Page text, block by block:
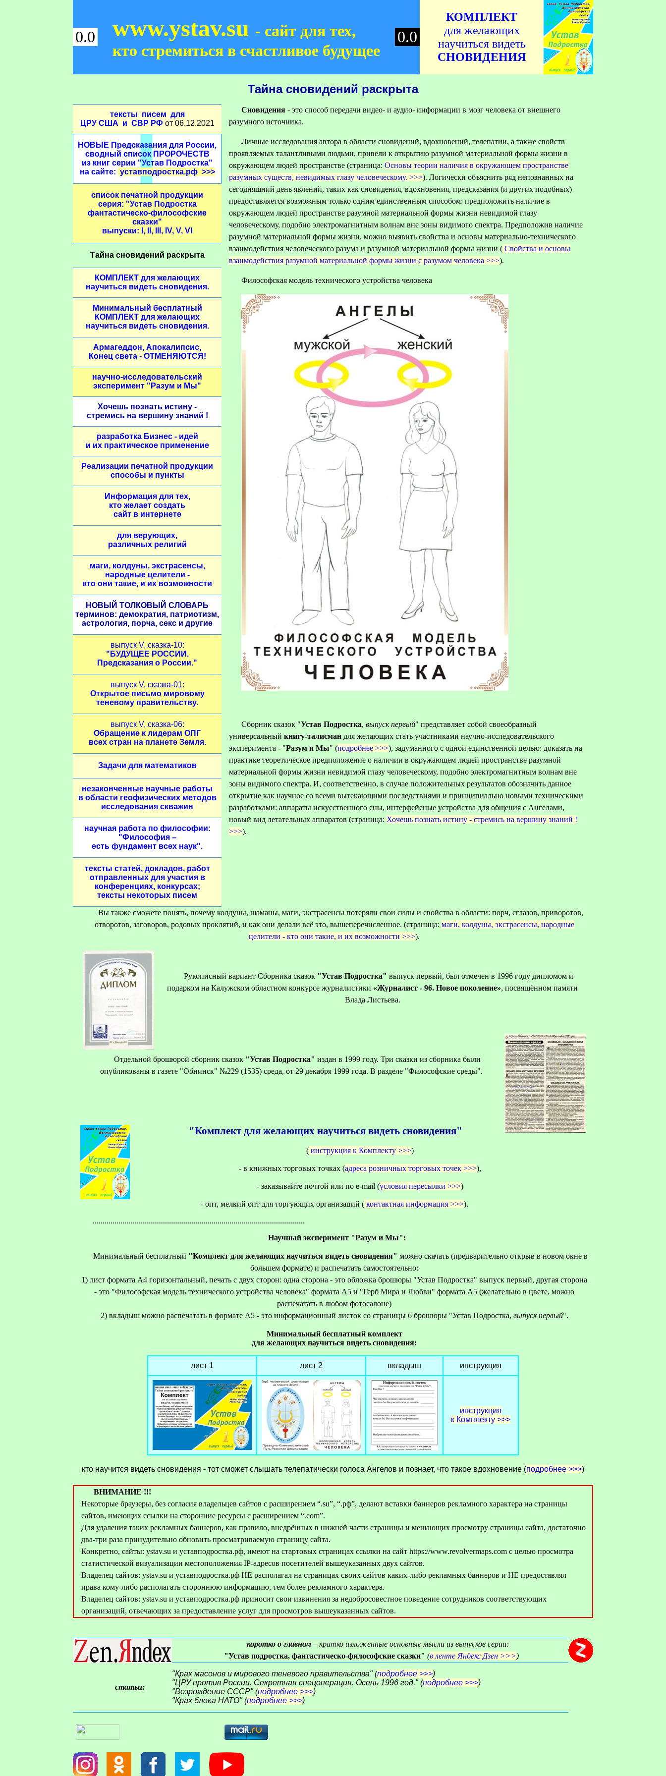
0.0 www.ystav.su - сайт для тех,
кто стремиться в счастливое будущее
0.0
КОМПЛЕКТ
для желающих
научиться видеть
СНОВИДЕНИЯ
Тайна сновидений раскрыта
тексты писем для
ЦРУ США и СВР РФ от 06.12.2021
НОВЫЕ Предсказания для России,
сводный список ПРОРОЧЕСТВ
из книг серии "Устав Подростка"
на сайте: уставподростка.рф >>>
список печатной продукции
серия: "Устав Подростка
фантастическо-философские
сказки"
выпуски: I, II, III, IV, V, VI
Тайна сновидений раскрыта
КОМПЛЕКТ для желающих
научиться видеть сновидения.
Минимальный бесплатный
КОМПЛЕКТ для желающих
научиться видеть сновидения.
Армагеддон, Апокалипсис,
Конец света - ОТМЕНЯЮТСЯ!
научно-исследовательский
эксперимент "Разум и Мы"
Хочешь познать истину -
стремись на вершину знаний !
разработка Бизнес - идей
и их практическое применение
Реализации печатной продукции
способы и пункты
Информация для тех,
кто желает создать
сайт в интернете
для верующих,
различных религий
маги, колдуны, экстрасенсы,
народные целители -
кто они такие, и их возможности
НОВЫЙ ТОЛКОВЫЙ СЛОВАРЬ
терминов: демократия, патриотизм,
астрология, порча, секс и другие
выпуск V, сказка-10:
"БУДУЩЕЕ РОССИИ.
Предсказания о России."
выпуск V, сказка-01:
Открытое письмо мировому
теневому правительству.
выпуск V, сказка-06:
Обращение к лидерам ОПГ
всех стран на планете Земля.
Задачи для математиков
незаконченные научные работы
в области геофизических методов
исследования скважин
научная работа по философии:
"Философия –
есть фундамент всех наук".
тексты статей, докладов, работ
отправленных для участия в
конференциях, конкурсах;
тексты некоторых писем
Сновидения - это способ передачи видео- и аудио- информации в мозг человека от внешнего
разумного источника.
Личные исследования автора в области сновидений, вдохновений, телепатии, а также свойств
проявляемых талантливыми людьми, привели к открытию разумной материальной формы жизни в
окружающем людей пространстве (страница: Основы теории наличия в окружающем пространстве
разумных существ, невидимых глазу человеческому. >>>). Логически объяснить ряд непознанных на
сегодняшний день явлений, таких как сновидения, вдохновения, предсказания (и других подобных)
предоставляется возможным только одним единственным способом: предположить наличие в
окружающем людей пространстве разумной материальной формы жизни невидимой глазу
человеческому, подобно электромагнитным волнам вне зоны видимого спектра. Предположив наличие
разумной материальной формы жизни, можно выявить свойства и основы материально-технического
взаимодействия человеческого разума и разумной материальной формы жизни ( Свойства и основы
взаимодействия разумной материальной формы жизни с разумом человека >>>).
Философская модель технического устройства человека
Сборник сказок "Устав Подростка, выпуск первый" представляет собой своеобразный
универсальный книгу-талисман для желающих стать участниками научно-исследовательского
эксперимента - "Разум и Мы" (подробнее >>>), задуманного с одной единственной целью: доказать на
практике теоретическое предположение о наличии в окружающем людей пространстве разумной
материальной формы жизни невидимой глазу человеческому, подобно электромагнитным волнам вне
зоны видимого спектра. И, соответственно, в случае положительных результатов обозначить данное
открытие как научное со всеми вытекающими последствиями и принципиально новыми техническими
разработками: аппараты искусственного сны, интерфейсные устройства для общения с Ангелами,
новый вид летательных аппаратов (страница: Хочешь познать истину - стремись на вершину знаний !
>>>).
Вы также сможете понять, почему колдуны, шаманы, маги, экстрасенсы потеряли свои силы и свойства в области: порч, сглазов, приворотов,
отворотов, заговоров, родовых проклятий, и как они делали всё это, вышеперечисленное. (страница: маги, колдуны, экстрасенсы, народные
целители - кто они такие, и их возможности >>>).
Рукописный вариант Сборника сказок "Устав Подростка" выпуск первый, был отмечен в 1996 году дипломом и
подарком на Калужском областном конкурсе журналистики «Журналист - 96. Новое поколение», посвящённом памяти
Влада Листьева.
Отдельной брошюрой сборник сказок "Устав Подростка" издан в 1999 году. Три сказки из сборника были
опубликованы в газете "Обнинск" №229 (1535) среда, от 29 декабря 1999 года. В разделе "Философские среды".
"Комплект для желающих научиться видеть сновидения"
( инструкция к Комплекту >>>)
- в книжных торговых точках (адреса розничных торговых точек >>>),
- заказывайте почтой или по e-mail (условия пересылки >>>)
- опт, мелкий опт для торгующих организаций ( контактная информация >>>).
...........................................................................................................
Научный эксперимент "Разум и Мы":
Минимальный бесплатный "Комплект для желающих научиться видеть сновидения" можно скачать (предварительно открыв в новом окне в
большем формате) и распечатать самостоятельно:
1) лист формата А4 горизонтальный, печать с двух сторон: одна сторона - это обложка брошюры "Устав Подростка" выпуск первый, другая сторона
- это "Философская модель технического устройства человека" формата А5 и "Герб Мира и Любви" формата А5 (желательно в цвете, можно
распечатать в любом фотосалоне)
2) вкладыш можно распечатать в формате А5 - это информационный листок со страницы 6 брошюры "Устав Подростка, выпуск первый".
Минимальный бесплатный комплект
для желающих научиться видеть сновидения:
лист 1 лист 2 вкладыш инструкция
инструкция
к Комплекту >>>
кто научится видеть сновидения - тот сможет слышать телепатически голоса Ангелов и познает, что такое вдохновение (подробнее >>>)
ВНИМАНИЕ !!!
Некоторые браузеры, без согласия владельцев сайтов с расширением “.su”, “.рф”, делают вставки баннеров рекламного характера на страницы
сайтов, имеющих ссылки на сторонние ресурсы с расширением “.com”.
Для удаления таких рекламных баннеров, как правило, внедрённых в нижней части страницы и мешающих просмотру страницы сайта, достаточно
два-три раза принудительно обновить просматриваемую страницу сайта.
Конкретно, сайты: ystav.su и уставподростка.рф, имеют на стартовых страницах ссылки на сайт https://www.revolvermaps.com с целью просмотра
статистической визуализации местоположения IP-адресов посетителей вышеуказанных двух сайтов.
Владелец сайтов: ystav.su и уставподростка.рф НЕ располагал на страницах своих сайтов каких-либо рекламных баннеров и НЕ предоставлял
права кому-либо располагать стороннюю информацию, тем более рекламного характера.
Владелец сайтов: ystav.su и уставподростка.рф приносит свои извинения за недобросовестное поведение сотрудников соответствующих
организаций, отвечающих за предоставление услуг для просмотров вышеуказанных сайтов.
коротко о главном– кратко изложенные основные мысли из выпусков серии:
"Устав подростка, фантастическо-философские сказки" (в ленте Яндекс Дзен >>>)
статьи:
"Крах масонов и мирового теневого правительства" (подробнее >>>)
"ЦРУ против России. Секретная спецоперация. Осень 1996 год." (подробнее >>>)
"Возрождение СССР" (подробнее >>>)
"Крах блока НАТО" (подробнее >>>)